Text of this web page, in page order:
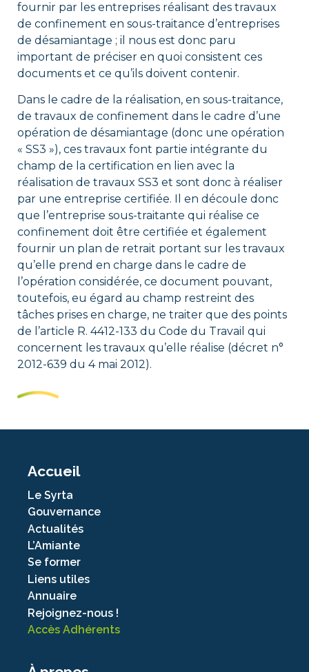
fournir par les entreprises réalisant des travaux
de confinement en sous-traitance d’entreprises
de désamiantage ; il nous est donc paru
important de préciser en quoi consistent ces
documents et ce qu’ils doivent contenir.
Dans le cadre de la réalisation, en sous-traitance,
de travaux de confinement dans le cadre d’une
opération de désamiantage (donc une opération
« SS3 »), ces travaux font partie intégrante du
champ de la certification en lien avec la
réalisation de travaux SS3 et sont donc à réaliser
par une entreprise certifiée. Il en découle donc
que l’entreprise sous-traitante qui réalise ce
confinement doit être certifiée et également
fournir un plan de retrait portant sur les travaux
qu’elle prend en charge dans le cadre de
l’opération considérée, ce document pouvant,
toutefois, eu égard au champ restreint des
tâches prises en charge, ne traiter que des points
de l’article R. 4412-133 du Code du Travail qui
concernent les travaux qu’elle réalise (décret n°
2012-639 du 4 mai 2012).
Accueil
Le Syrta
Gouvernance
Actualités
L’Amiante
Se former
Liens utiles
Annuaire
Rejoignez-nous !
Accès Adhérents